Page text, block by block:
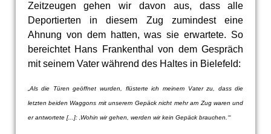
Zeitzeugen gehen wir davon aus, dass alle
Deportierten in diesem Zug zumindest eine
Ahnung von dem hatten, was sie erwartete. So
bereichtet Hans Frankenthal von dem Gespräch
mit seinem Vater während des Haltes in Bielefeld:
„Als die Türen geöffnet wurden, flüsterte ich meinem Vater zu, dass die
letzten beiden Waggons mit unserem Gepäck nicht mehr am Zug waren und
er antwortete [...]: ‚Wohin wir gehen, werden wir kein Gepäck brauchen.‘“